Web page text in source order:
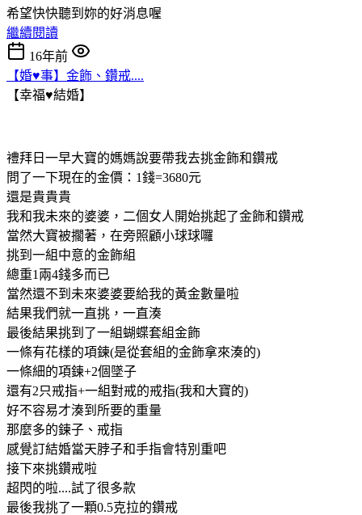
希望快快聽到妳的好消息喔
繼續閱讀
16年前
【婚♥事】金飾、鑽戒....
【幸福♥結婚】
禮拜日一早大寶的媽媽說要帶我去挑金飾和鑽戒
問了一下現在的金價：1錢=3680元
還是貴貴貴
我和我未來的婆婆，二個女人開始挑起了金飾和鑽戒
當然大寶被擱著，在旁照顧小球球囉
挑到一組中意的金飾組
總重1兩4錢多而已
當然還不到未來婆婆要給我的黃金數量啦
結果我們就一直挑，一直湊
最後結果挑到了一組蝴蝶套組金飾
一條有花樣的項鍊(是從套組的金飾拿來湊的)
一條細的項鍊+2個墜子
還有2只戒指+一組對戒的戒指(我和大寶的)
好不容易才湊到所要的重量
那麼多的鍊子、戒指
感覺訂結婚當天脖子和手指會特別重吧
接下來挑鑽戒啦
超閃的啦....試了很多款
最後我挑了一顆0.5克拉的鑽戒